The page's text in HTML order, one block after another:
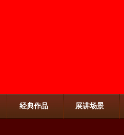
经典作品 展讲场景